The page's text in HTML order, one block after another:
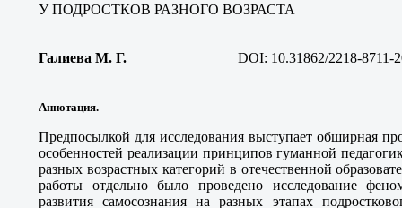
У ПОДРОСТКОВ РАЗНОГО ВОЗРАСТА
Галиева М. Г. DOI: 10.31862/2218-8711-
Аннотация.
Предпосылкой для исследования выступает обширная
особенностей реализации принципов гуманной
разных возрастных категорий в отечественной
работы отдельно было проведено исследование
развития самосознания на разных этапах